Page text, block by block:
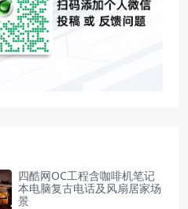
四酷网OC工程含咖啡机笔记
本电脑复古电话及风扇居家场
景